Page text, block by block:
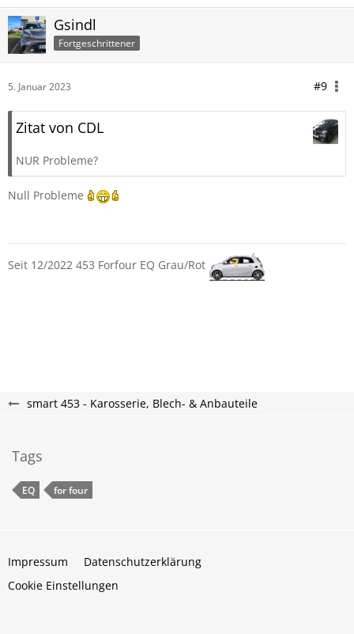
Gsindl
Fortgeschrittener
5. Januar 2023 #9
Zitat von CDL
NUR Probleme?
Null Probleme
Seit 12/2022 453 Forfour EQ Grau/Rot
smart 453 - Karosserie, Blech- & Anbauteile
Tags
EQ for four
Impressum
Datenschutzerklärung
Cookie Einstellungen